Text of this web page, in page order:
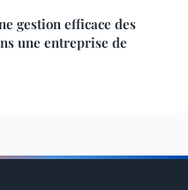
gestion efficace des
une entreprise de